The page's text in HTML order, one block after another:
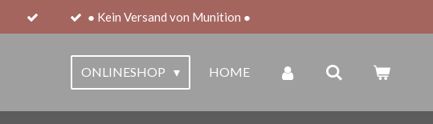
● Kein Versand von Munition ●
ONLINESHOP HOME